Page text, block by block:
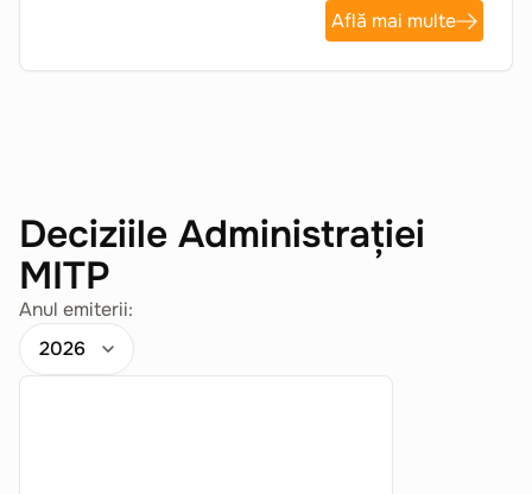
Află mai multe
Deciziile Administrației
MITP
Anul emiterii: